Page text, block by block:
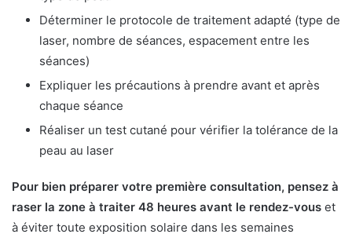
Déterminer le protocole de traitement adapté (type de
laser, nombre de séances, espacement entre les
séances)
Expliquer les précautions à prendre avant et après
chaque séance
Réaliser un test cutané pour vérifier la tolérance de la
peau au laser
Pour bien préparer votre première consultation, pensez à
raser la zone à traiter 48 heures avant le rendez-vous et
à éviter toute exposition solaire dans les semaines